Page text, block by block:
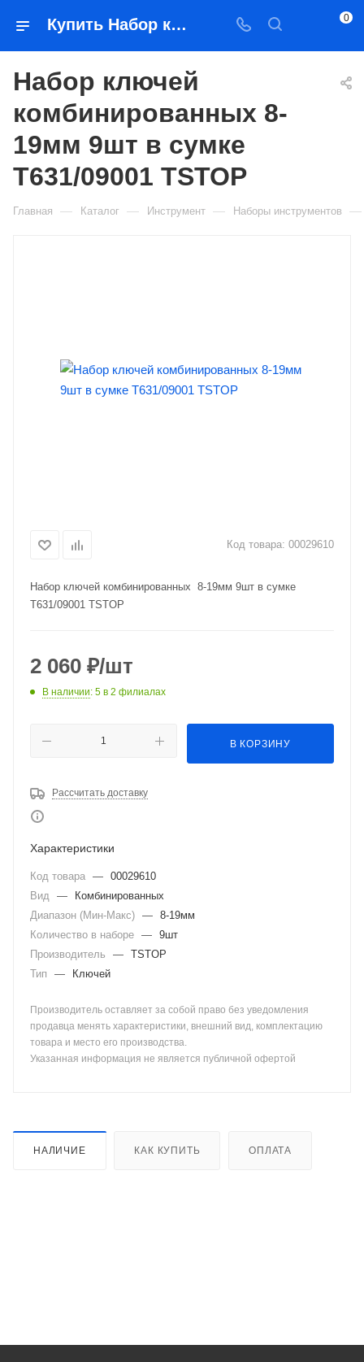
Купить Набор ключей комбинированных 8-19мм 9шт в сумке T631/09001 TSTOP в Якутске — цена, характеристики, подбор | Востоктехторг 0
Набор ключей
комбинированных 8-
19мм 9шт в сумке
T631/09001 TSTOP
Главная — Каталог — Инструмент — Наборы инструментов —
Код товара: 00029610
Набор ключей комбинированных 8-19мм 9шт в сумке
T631/09001 TSTOP
2 060 ₽/шт
В наличии: 5 в 2 филиалах
В КОРЗИНУ
Рассчитать доставку
Характеристики
Код товара — 00029610
Вид —
Комбинированных
Диапазон (Мин-Макс) — 8-19мм
Количество в наборе — 9шт
Производитель
— TSTOP
Тип
— Ключей
Производитель оставляет за собой право без уведомления
продавца менять характеристики, внешний вид, комплектацию
товара и место его производства.
Указанная информация не является публичной офертой
НАЛИЧИЕ КАК КУПИТЬ ОПЛАТА